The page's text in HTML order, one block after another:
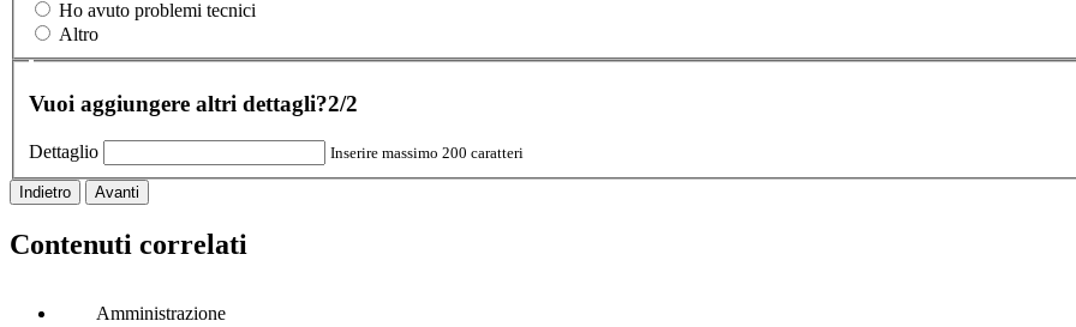
Ho avuto problemi tecnici
Altro
Vuoi aggiungere altri dettagli?2/2
Dettaglio Inserire massimo 200 caratteri
Indietro Avanti
Contenuti correlati
Amministrazione